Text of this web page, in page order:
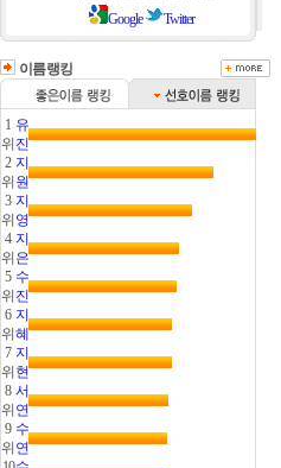
Google Twitter
이름랭킹
1
위
유
진
2
위
지
원
3
위
지
영
4
위
지
은
5
위
수
진
6
위
지
혜
7
위
지
현
8
위
서
연
9
위
수
연